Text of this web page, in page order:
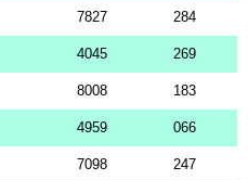
7827 284
4045 269
8008 183
4959 066
7098 247